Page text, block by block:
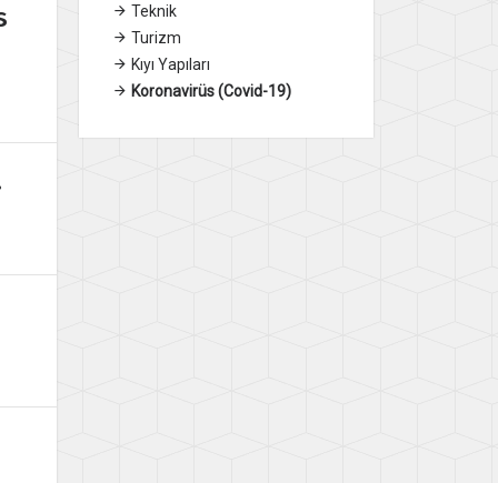
Teknik
Turizm
Kıyı Yapıları
Koronavirüs (Covid-19)